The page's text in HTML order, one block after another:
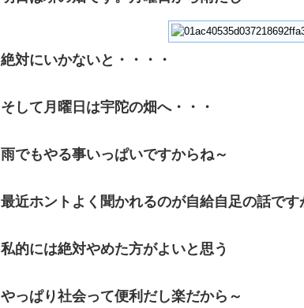
絶対にいかないと・・・・
そして月曜日は宇陀の畑へ・・・
雨でもやる事いっぱいですからね～
最近ホントよく聞かれるのが自給自足の話です
私的には絶対やめた方がよいと思う
やっぱり社会って便利だし楽だから～